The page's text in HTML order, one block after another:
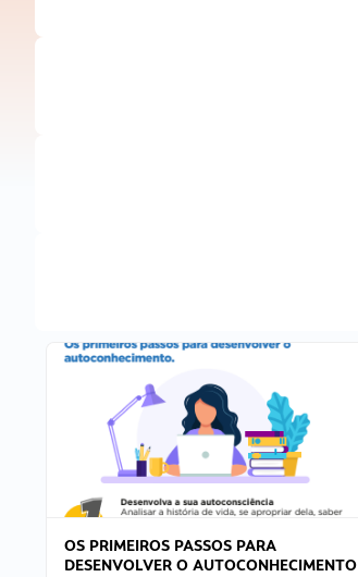
OS PRIMEIROS PASSOS PARA
DESENVOLVER O AUTOCONHECIMENTO